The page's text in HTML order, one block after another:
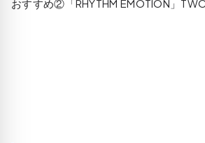
おすすめ②「RHYTHM EMOTION」